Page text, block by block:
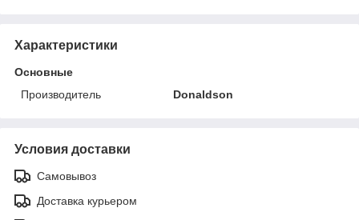
Характеристики
Основные
Производитель
Donaldson
Условия доставки
Самовывоз
Доставка курьером